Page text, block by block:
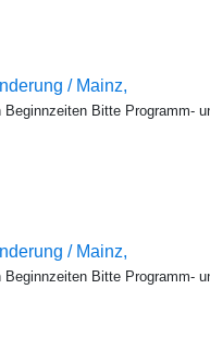
/ Mainz,
Bitte Programm-
/ Mainz,
Bitte Programm-